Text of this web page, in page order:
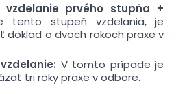
vzdelanie prvého stupňa +
tento stupeň vzdelania, je
doklad o dvoch rokoch praxe v
V tomto prípade je
tri roky praxe v odbore.